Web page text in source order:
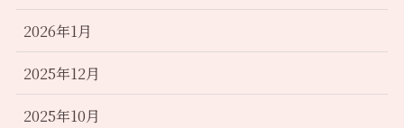
2026年1月
2025年12月
2025年10月